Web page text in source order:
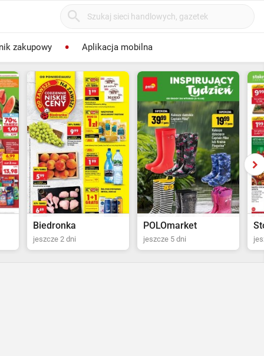
zakupowy Aplikacja mobilna
POLOmarket
jeszcze 5 dni jeszcze 6 dni